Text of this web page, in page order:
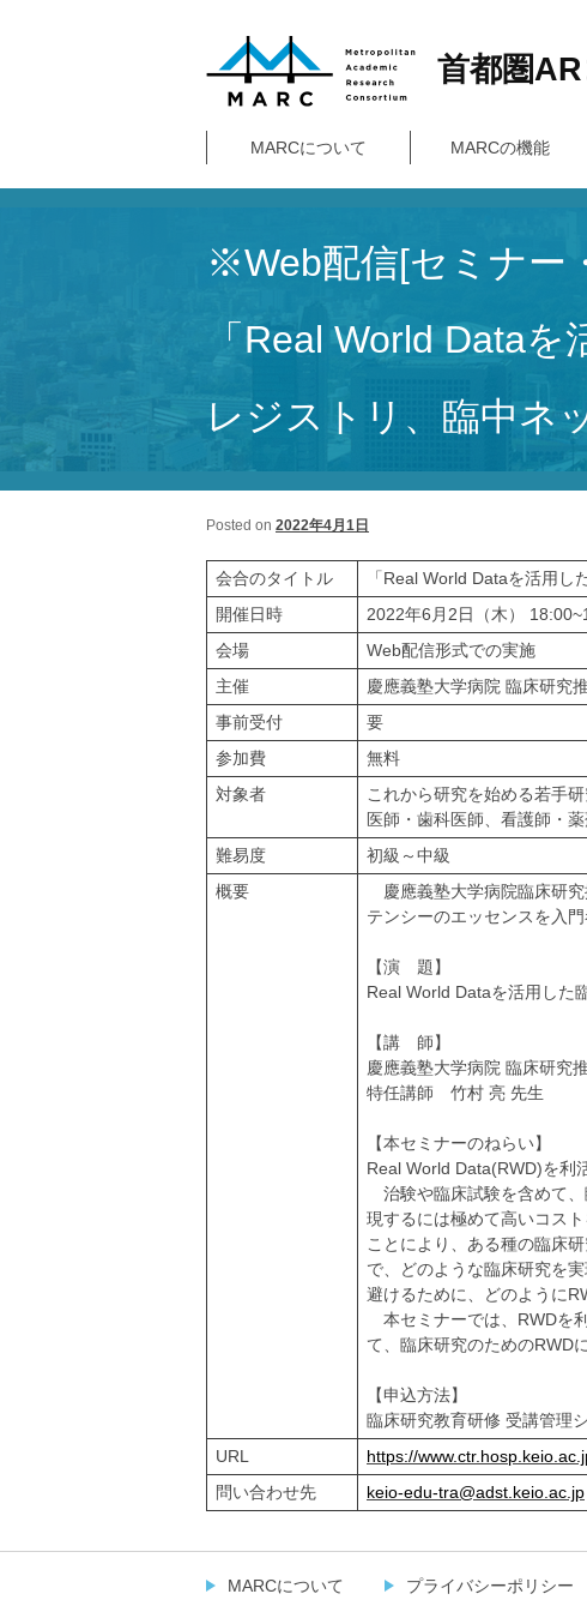
首都圏
Main
content
MARCについて MARCの機能
※Web配信[セミナー
「Real World Data
レジストリ、臨中ネ
Posted on 2022年4月1日
会合のタイトル
「Real World Dataを活用
開催日時
2022年6月2日（木）
会場
Web配信形式での実施
主催
慶應義塾大学病院 臨床研究
事前受付
要
参加費
無料
対象者
これから研究を始める若手
医師・歯科医師、看護師・
難易度
初級～中級
概要
慶應義塾大学病院臨床研究
テンシーのエッセンスを入
【演 題】
Real World Dataを活用した
【講 師】
慶應義塾大学病院 臨床研究
特任講師 竹村 亮 先生
【本セミナーのねらい】
Real World Data(RWD)を利
治験や臨床試験を含めて、
現するには極めて高いコス
ことにより、ある種の臨床
で、どのような臨床研究を
避けるために、どのように
本セミナーでは、RWDを
て、臨床研究のためのRWD
【申込方法】
臨床研究教育研修 受講管理
URL
https://
問い合わせ先
keio-edu-tra@adst.keio.ac.jp
MARCについて プライバシーポリシー